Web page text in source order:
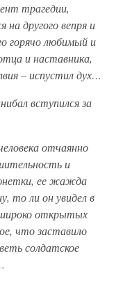
трагедии,
на другого вепря и
горячо любимый и
и наставника,
– испустил дух…
вступился за
отчаянно
и
ее жажда
то ли он увидел в
открытых
что заставило
солдатское